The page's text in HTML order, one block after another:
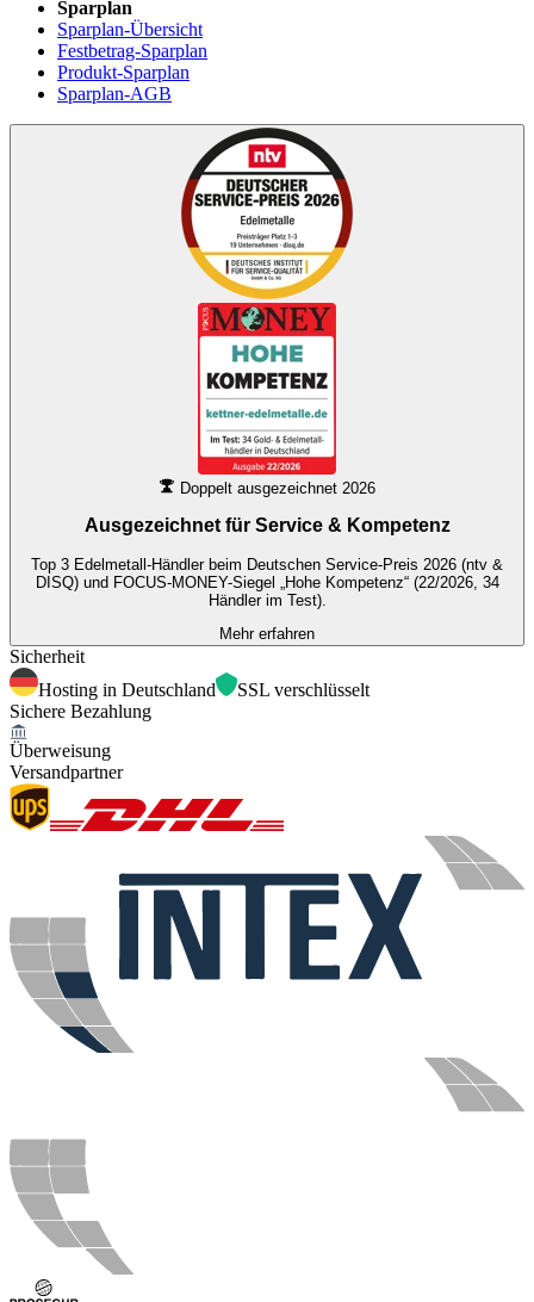
Sparplan
Sparplan-Übersicht
Festbetrag-Sparplan
Produkt-Sparplan
Sparplan-AGB
Doppelt ausgezeichnet 2026
Ausgezeichnet für Service & Kompetenz
Top 3 Edelmetall-Händler beim Deutschen Service-Preis 2026 (ntv &
DISQ) und FOCUS-MONEY-Siegel „Hohe Kompetenz“ (22/2026, 34
Händler im Test).
Mehr erfahren
Sicherheit
Hosting in Deutschland
SSL verschlüsselt
Sichere Bezahlung
Überweisung
Versandpartner